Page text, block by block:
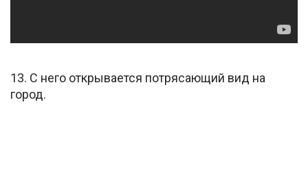
13. С него открывается потрясающий вид на
город.